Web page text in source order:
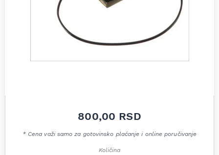
800,00 RSD
* Cena važi samo za gotovinsko plaćanje i online poručivanje
Količina